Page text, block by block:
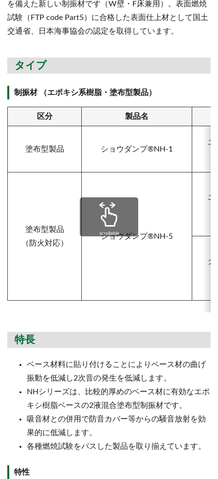
を備えた新しい制振材です（W壁・F床兼用）。表面燃焼
試験（FTP code Part5）に合格した表面仕上材として国土
交通省、日本海事協会の認定を取得しています。
タイプ
制振材 （エポキシ系樹脂・塗布型製品）
区分 製品名
塗布型製品 ショウダンプ®NH-1
エ
塗布型製品
（防火対応）
ショウダンプ®NH-5
エ
グ
scrollable
特⻑
ベース材料に貼り付けることによりベース材の曲げ
振動を低減し2次音の発生を低減します。
NHシリーズは、比較的厚めのベース材に有効なエポ
キシ樹脂ベースの2液混合塗布型制振材です。
吸音材との併用で防音カバー等からの騒音放射を効
果的に低減します。
各種燃焼試験をパスした製品を取り揃えています。
特性